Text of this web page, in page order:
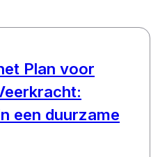
Plan voor
een duurzame